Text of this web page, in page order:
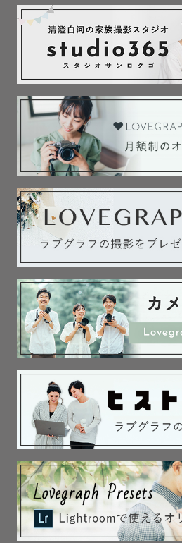
撮影を行ってきました！
そのため具体的な撮影場所にお悩
色んな撮影場所もご提案可能です
【交通費について】
交通費が3000円を超える場合、追
負担頂く場合がございます。
交通費をいただければ日本全国ど
最後までご覧いただきありがとう